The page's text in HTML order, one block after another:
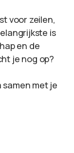
voor zeilen,
is
en de
je nog op?
met je